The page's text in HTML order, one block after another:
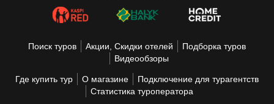
Поиск туров Акции, Скидки отелей
Подборка туров
Видеообзоры
Где купить тур О магазине
Подключение для турагентств
Статистика туроператора